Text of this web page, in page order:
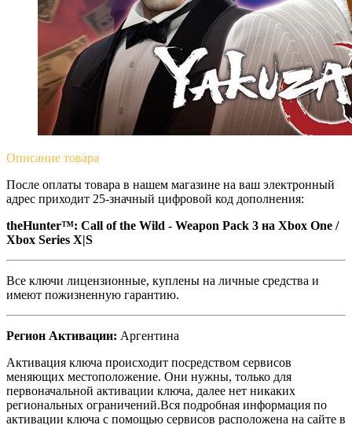
Описание товара
После оплаты товара в нашем магазине на ваш электронный
адрес приходит 25-значный цифровой код дополнения:
theHunter™: Call of the Wild - Weapon Pack 3 на Xbox One /
Xbox Series X|S
Все ключи лицензионные, куплены на личные средства и
имеют пожизненную гарантию.
Регион Активации: Аргентина
Активация ключа происходит посредством сервисов
меняющих местоположение. Они нужны, только для
первоначальной активации ключа, далее нет никаких
региональных ограничений.Вся подробная информация по
активации ключа с помощью сервисов расположена на сайте в